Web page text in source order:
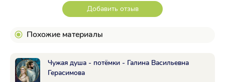
Добавить отзыв
Похожие материалы
Чужая душа - потёмки - Галина Васильевна
Герасимова